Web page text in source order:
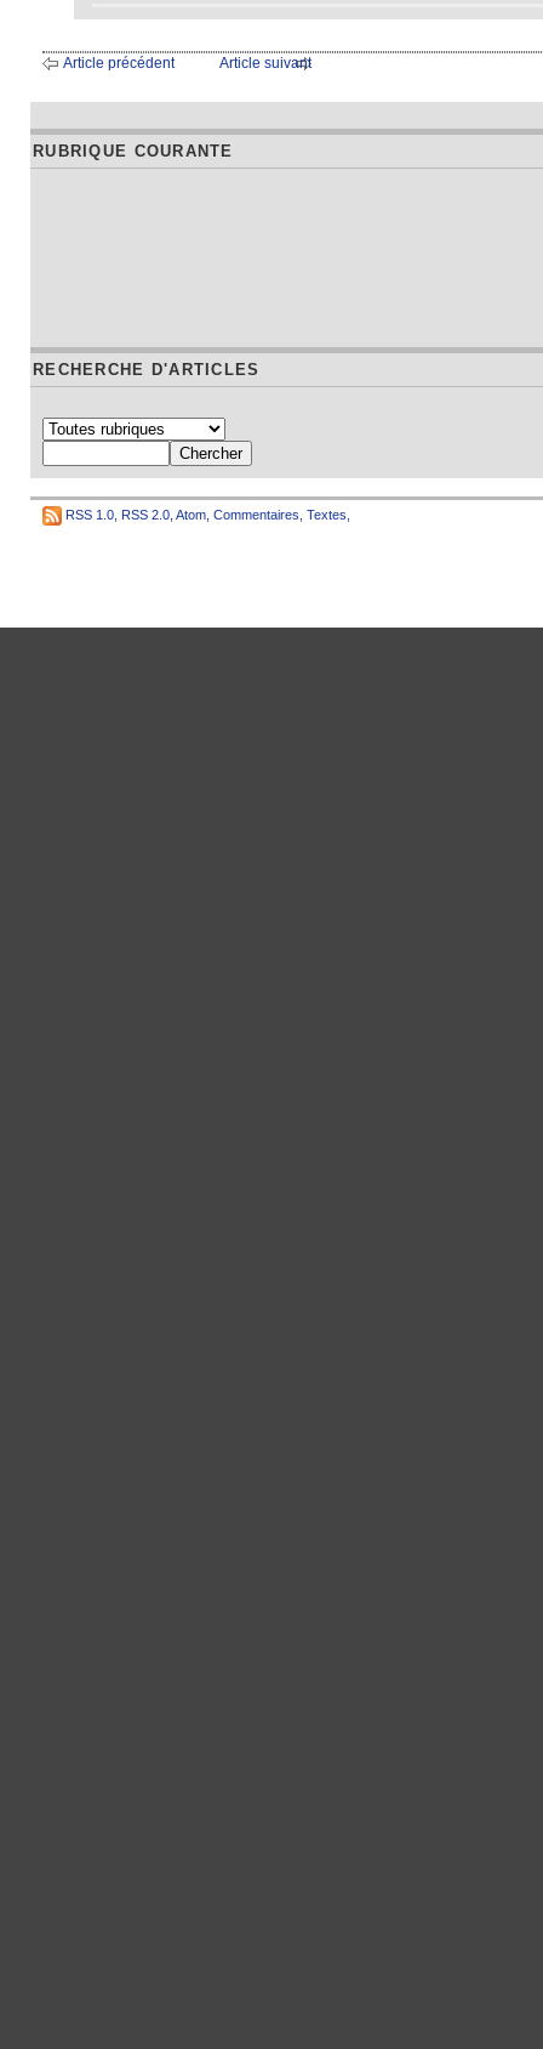
Article précédent Article suivant
RUBRIQUE COURANTE
RECHERCHE D'ARTICLES
RSS 1.0 RSS 2.0 Atom Commentaires Textes